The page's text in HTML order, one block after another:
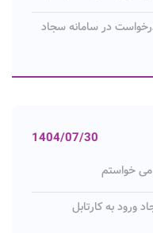
در سامانه سجاد
1404/07/30
می خواستم
ورود به کارتابل